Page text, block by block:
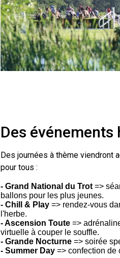
Des
Des journées à thème viendront
pour tous :
- Grand National du Trot =>
ballons pour les plus jeunes.
- Chill & Play => rendez-vous
l'herbe.
- Ascension Toute =>
virtuelle à couper le souffle.
- Grande Nocturne => soirée
- Summer Day => confection de